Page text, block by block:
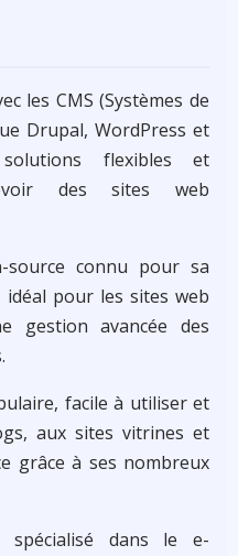
les CMS (Systèmes de
Drupal, WordPress et
flexibles et
des sites web
source connu pour sa
pour les sites web
gestion avancée des
facile à utiliser et
aux sites vitrines et
grâce à ses nombreux
dans le e-